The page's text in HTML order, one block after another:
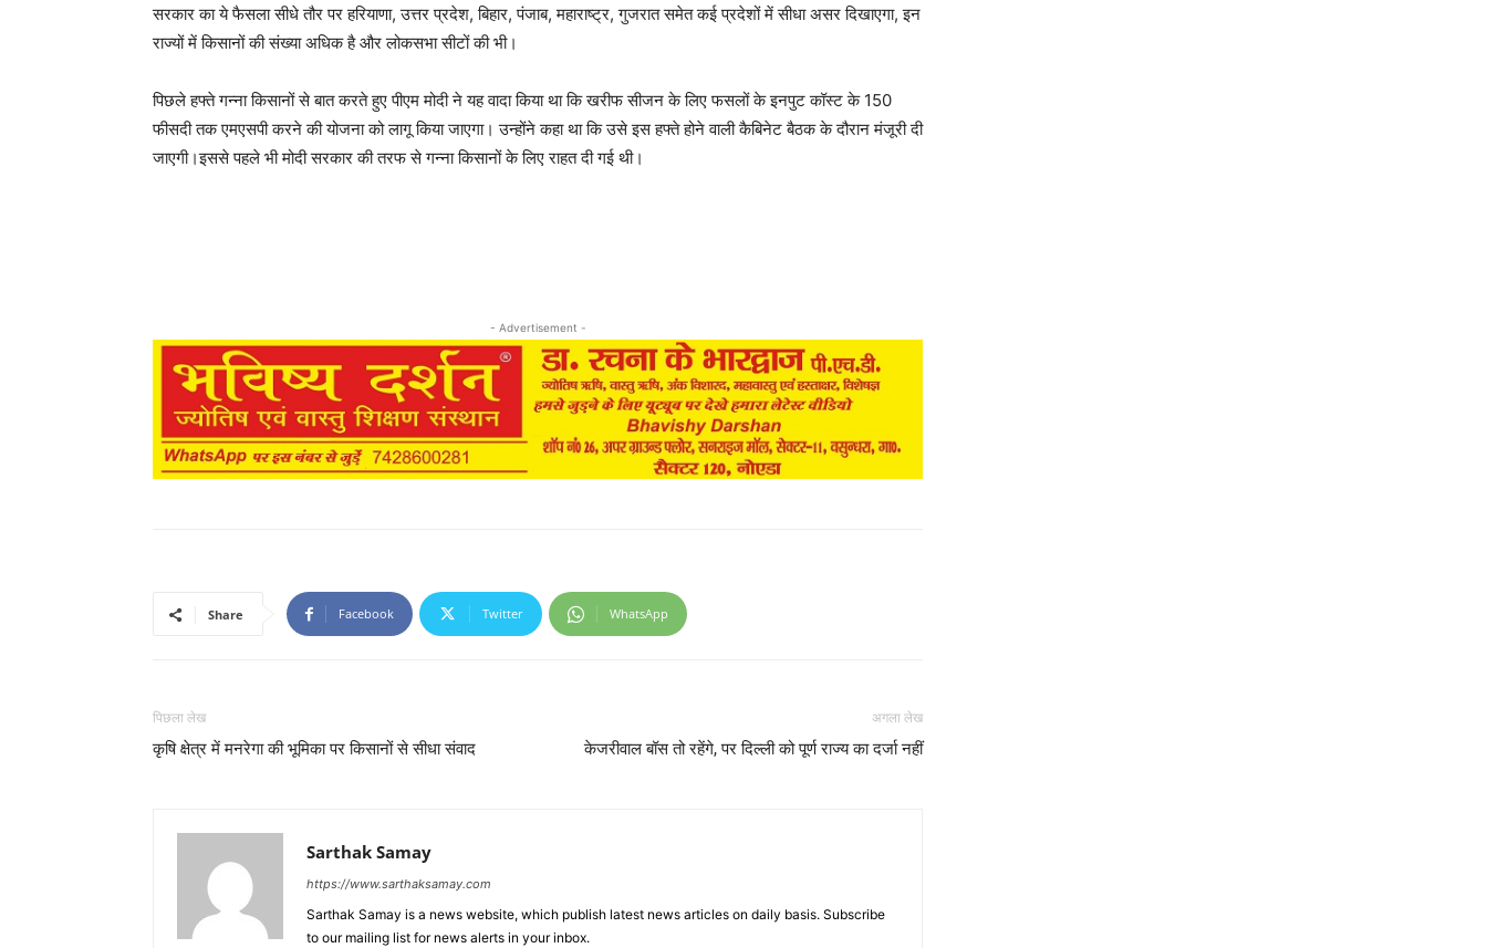
सरकार का ये फैसला सीधे तौर पर हरियाणा, उत्तर प्रदेश, बिहार, पंजाब, महाराष्ट्र, गुजरात समेत कई प्रदेशों में सीधा असर दिखाएगा, इन
राज्यों में किसानों की संख्या अधिक है और लोकसभा सीटों की भी।
पिछले हफ्ते गन्ना किसानों से बात करते हुए पीएम मोदी ने यह वादा किया था कि खरीफ सीजन के लिए फसलों के इनपुट कॉस्ट के 150
फीसदी तक एमएसपी करने की योजना को लागू किया जाएगा। उन्होंने कहा था कि उसे इस हफ्ते होने वाली कैबिनेट बैठक के दौरान मंजूरी दी
जाएगी।इससे पहले भी मोदी सरकार की तरफ से गन्ना किसानों के लिए राहत दी गई थी।
- Advertisement -
Share Facebook Twitter WhatsApp
पिछला लेख
कृषि क्षेत्र में मनरेगा की भूमिका पर किसानों से सीधा संवाद
अगला लेख
केजरीवाल बॉस तो रहेंगे, पर दिल्ली को पूर्ण राज्य का दर्जा नहीं
Sarthak Samay
https://www.sarthaksamay.com
Sarthak Samay is a news website, which publish latest news articles on daily basis. Subscribe
to our mailing list for news alerts in your inbox.